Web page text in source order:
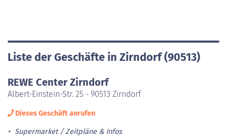
Liste der Geschäfte in Zirndorf (90513)
REWE Center Zirndorf
Albert-Einstein-Str. 25 - 90513 Zirndorf
Dieses Geschäft anrufen
Supermarket Zeitpläne & Infos